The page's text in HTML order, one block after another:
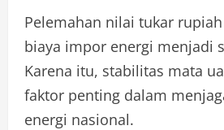
Pelemahan nilai tukar
biaya impor energi menjadi
Karena itu, stabilitas mata
faktor penting dalam
energi nasional.